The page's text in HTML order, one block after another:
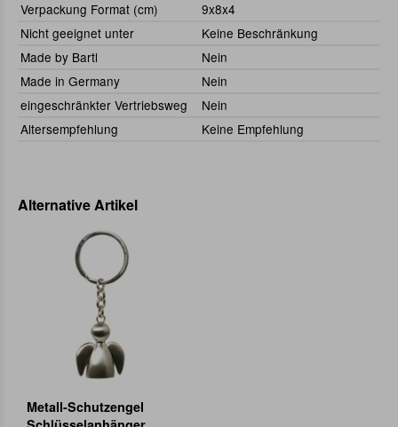
Verpackung Format (cm)
9x8x4
Nicht geeignet unter
Keine Beschränkung
Made by Bartl
Nein
Made in Germany
Nein
eingeschränkter Vertriebsweg
Nein
Altersempfehlung
Keine Empfehlung
Alternative Artikel
Metall-Schutzengel